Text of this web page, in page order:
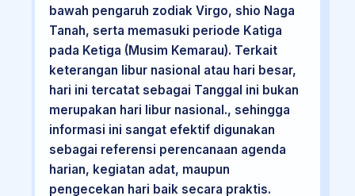
bawah pengaruh zodiak Virgo, shio Naga
Tanah, serta memasuki periode Katiga
pada Ketiga (Musim Kemarau). Terkait
keterangan libur nasional atau hari besar,
hari ini tercatat sebagai Tanggal ini bukan
merupakan hari libur nasional., sehingga
informasi ini sangat efektif digunakan
sebagai referensi perencanaan agenda
harian, kegiatan adat, maupun
pengecekan hari baik secara praktis.